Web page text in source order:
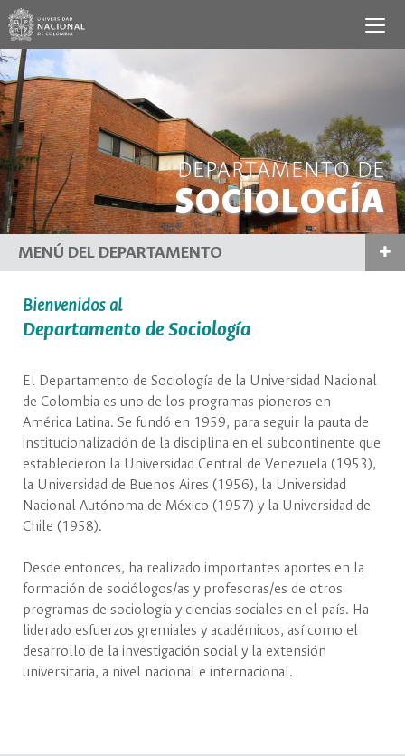
MENÚ DEL DEPARTAMENTO
DEPARTAMENTO DE
SOCIOLOGÍA
Bienvenidos al
Departamento de Sociología
El Departamento de Sociología de la Universidad Nacional
de Colombia es uno de los programas pioneros en
América Latina. Se fundó en 1959, para seguir la pauta de
institucionalización de la disciplina en el subcontinente que
establecieron la Universidad Central de Venezuela (1953),
la Universidad de Buenos Aires (1956), la Universidad
Nacional Autónoma de México (1957) y la Universidad de
Chile (1958).
Desde entonces, ha realizado importantes aportes en la
formación de sociólogos/as y profesoras/es de otros
programas de sociología y ciencias sociales en el país. Ha
liderado esfuerzos gremiales y académicos, así como el
desarrollo de la investigación social y la extensión
universitaria, a nivel nacional e internacional.